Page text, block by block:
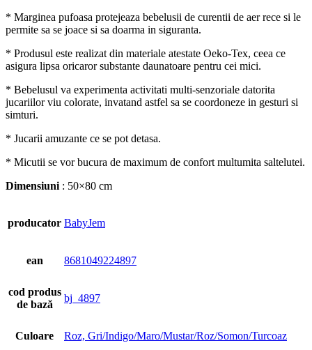
* Marginea pufoasa protejeaza bebelusii de curentii de aer rece si le
permite sa se joace si sa doarma in siguranta.
* Produsul este realizat din materiale atestate Oeko-Tex, ceea ce
asigura lipsa oricaror substante daunatoare pentru cei mici.
* Bebelusul va experimenta activitati multi-senzoriale datorita
jucariilor viu colorate, invatand astfel sa se coordoneze in gesturi si
simturi.
* Jucarii amuzante ce se pot detasa.
* Micutii se vor bucura de maximum de confort multumita saltelutei.
Dimensiuni : 50×80 cm
producator BabyJem
ean 8681049224897
cod produs
de bază
bj_4897
Culoare Roz, Gri/Indigo/Maro/Mustar/Roz/Somon/Turcoaz